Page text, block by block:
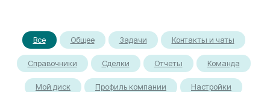
Все Общее Задачи Контакты и чаты
Справочники Сделки Отчеты Команда
Мой диск Профиль компании Настройки